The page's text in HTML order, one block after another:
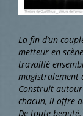
La fin d’un
metteur en
travaillé
magistralement
Construit autour
chacun, il offre
De toute beauté.